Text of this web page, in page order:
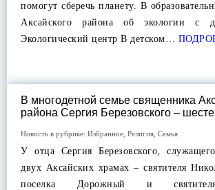
помогут сберечь планету. В
Аксайского района об экологии с
Экологический центр В детском…
В многодетной семье священника
района Сергия Березовского –
Новость в рубрике: Избранное Религия Семья
У отца Сергия Березовского,
двух Аксайских храмах – святителя
поселка Дорожный и